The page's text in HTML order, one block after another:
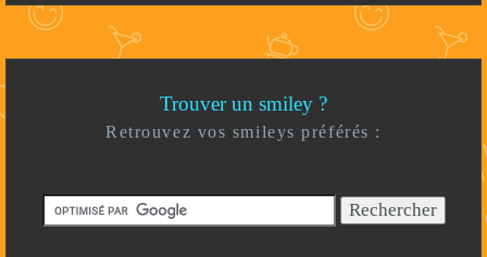
Trouver un smiley ?
Retrouvez vos smileys préférés :